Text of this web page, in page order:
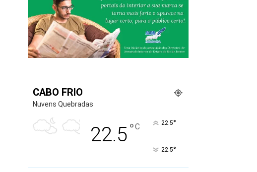
CABO FRIO
Nuvens Quebradas
22.5°C 22.5°
22.5°